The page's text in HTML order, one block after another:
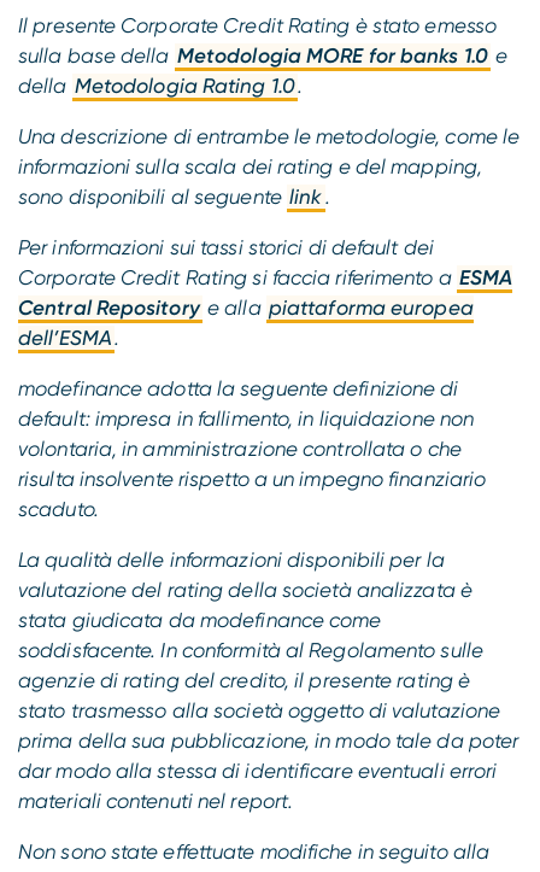
Il presente Corporate Credit Rating è stato emesso
sulla base della Metodologia MORE for banks 1.0 e
della Metodologia Rating 1.0.
Una descrizione di entrambe le metodologie, come le
informazioni sulla scala dei rating e del mapping,
sono disponibili al seguente link.
Per informazioni sui tassi storici di default dei
Corporate Credit Rating si faccia riferimento a ESMA
Central Repository e alla piattaforma europea
dell’ESMA.
modefinance adotta la seguente definizione di
default: impresa in fallimento, in liquidazione non
volontaria, in amministrazione controllata o che
risulta insolvente rispetto a un impegno finanziario
scaduto.
La qualità delle informazioni disponibili per la
valutazione del rating della società analizzata è
stata giudicata da modefinance come
soddisfacente. In conformità al Regolamento sulle
agenzie di rating del credito, il presente rating è
stato trasmesso alla società oggetto di valutazione
prima della sua pubblicazione, in modo tale da poter
dar modo alla stessa di identificare eventuali errori
materiali contenuti nel report.
Non sono state effettuate modifiche in seguito alla